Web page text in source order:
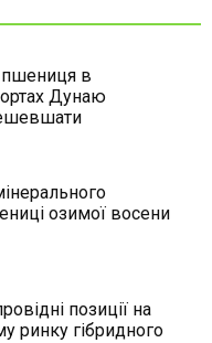
в
Дунаю
озимої восени
позиції на
ринку гібридного